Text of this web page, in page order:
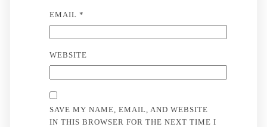
EMAIL *
WEBSITE
SAVE MY NAME, EMAIL, AND WEBSITE
IN THIS BROWSER FOR THE NEXT TIME I